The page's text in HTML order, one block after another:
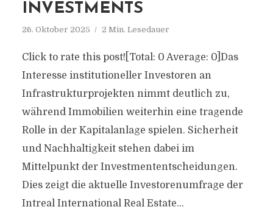
INVESTMENTS
26. Oktober 2025 2 Min. Lesedauer
Click to rate this post![Total: 0 Average: 0]Das
Interesse institutioneller Investoren an
Infrastrukturprojekten nimmt deutlich zu,
während Immobilien weiterhin eine tragende
Rolle in der Kapitalanlage spielen. Sicherheit
und Nachhaltigkeit stehen dabei im
Mittelpunkt der Investmententscheidungen.
Dies zeigt die aktuelle Investorenumfrage der
Intreal International Real Estate...